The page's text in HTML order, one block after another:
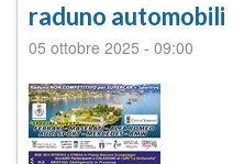
raduno automobili
05 ottobre 2025 - 09:00